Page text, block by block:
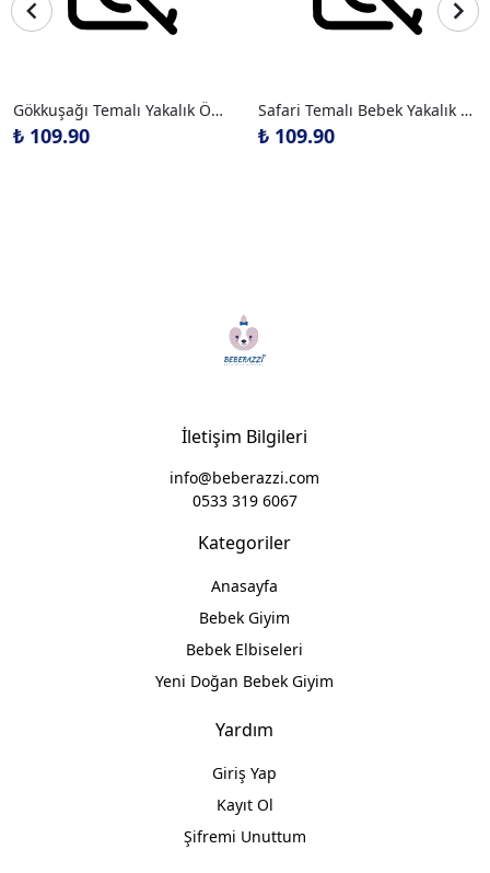
Gökkuşağı Temalı Yakalık Önlük
₺ 109.90
Safari Temalı Bebek Yakalık Önlük
₺ 109.90
Kategoriler
Anasayfa
Bebek Giyim
Bebek Elbiseleri
Yeni Doğan Bebek Giyim
İletişim Bilgileri
info@beberazzi.com
0533 319 6067
Yardım
Giriş Yap
Kayıt Ol
Şifremi Unuttum